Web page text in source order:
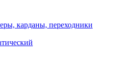
карданы, переходники